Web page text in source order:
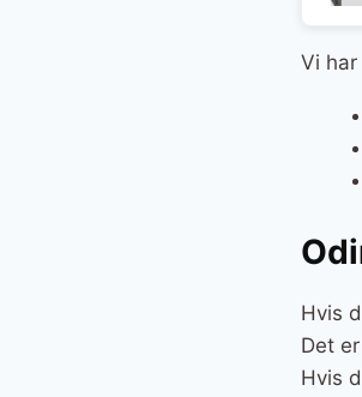
Vi
Hvis
Det
Hvis